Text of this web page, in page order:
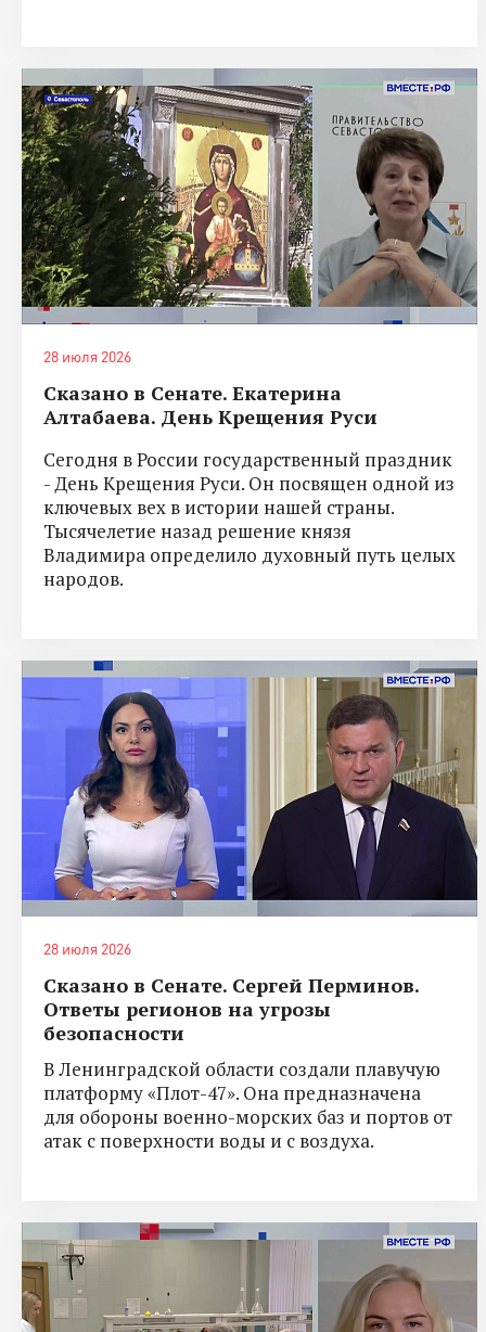
28 июля 2026
Сказано в Сенате. Екатерина
Алтабаева. День Крещения Руси
Сегодня в России государственный праздник
- День Крещения Руси. Он посвящен одной из
ключевых вех в истории нашей страны.
Тысячелетие назад решение князя
Владимира определило духовный путь целых
народов.
28 июля 2026
Сказано в Сенате. Сергей Перминов.
Ответы регионов на угрозы
безопасности
В Ленинградской области создали плавучую
платформу «Плот-47». Она предназначена
для обороны военно-морских баз и портов от
атак с поверхности воды и с воздуха.